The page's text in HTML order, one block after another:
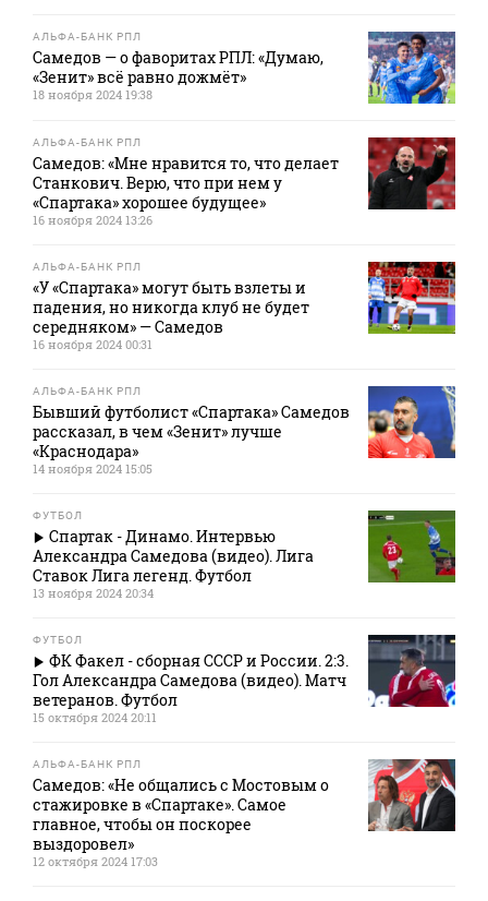
АЛЬФА-БАНК РПЛ
Самедов — о фаворитах РПЛ: «Думаю,
«Зенит» всё равно дожмёт»
18 ноября 2024 19:38
АЛЬФА-БАНК РПЛ
Самедов: «Мне нравится то, что делает
Станкович. Верю, что при нем у
«Спартака» хорошее будущее»
16 ноября 2024 13:26
АЛЬФА-БАНК РПЛ
«У «Спартака» могут быть взлеты и
падения, но никогда клуб не будет
середняком» — Самедов
16 ноября 2024 00:31
АЛЬФА-БАНК РПЛ
Бывший футболист «Спартака» Самедов
рассказал, в чем «Зенит» лучше
«Краснодара»
14 ноября 2024 15:05
ФУТБОЛ
Спартак - Динамо. Интервью
Александра Самедова (видео). Лига
Ставок Лига легенд. Футбол
13 ноября 2024 20:34
ФУТБОЛ
ФК Факел - сборная СССР и России. 2:3.
Гол Александра Самедова (видео). Матч
ветеранов. Футбол
15 октября 2024 20:11
АЛЬФА-БАНК РПЛ
Самедов: «Не общались с Мостовым о
стажировке в «Спартаке». Самое
главное, чтобы он поскорее
выздоровел»
12 октября 2024 17:03